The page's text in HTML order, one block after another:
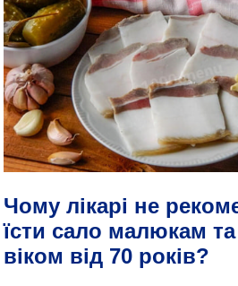
Чому лікарі не
їсти сало малюкам
віком від 70 років?